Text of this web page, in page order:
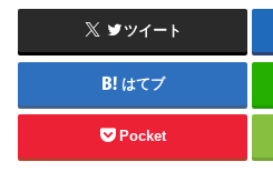
ツイート
はてブ
Pocket